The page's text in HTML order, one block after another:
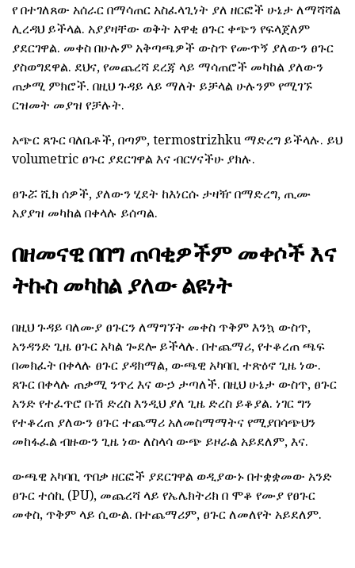
የ በተገለጸው አሰራር በማሳጠር አስፈላጊነት ያለ ዘርፎች ሁኔታ ለማሻሻል
ሊረዳህ ይችላል. አያያዛቸው ወቅት አዋቂ ፀጉር ቀጭን የፍላጀለም
ያደርገዋል. መቀስ በሁሉም አቅጣጫዎች ውስጥ የሙጥኝ ያለውን ፀጉር
ያስወግደዋል. ደህና, የመጨረሻ ደረጃ ላይ ማሳጠሮች መካከል ያለውን
ጠቃሚ ምክሮች. በዚህ ጉዳይ ላይ ማለት ይቻላል ሁሉንም የሚገኙ
ርዝመት መያዝ የቻሉት.
አጭር ጸጉር ባለቤቶች, በጣም, termostrizhku ማድረግ ይችላሉ. ይህ
volumetric ፀጉር ያደርገዋል እና ብርሃናችሁ ያክሉ.
ፀጉሯ ሺክ ሰዎች, ያለውን ሂደት ከእነርሱ ታዛዥ በማድረግ, ጢሙ
አያያዝ መካከል በቀላሉ ይሰጣል.
በዘመናዊ በበግ ጠባቂዎችም መቀሶች እና
ትኩስ መካከል ያለው ልዩነት
በዚህ ጉዳይ ባለሙያ ፀጉርን ለማግኘት መቀስ ጥቅም እንኳ ውስጥ,
አንዳንድ ጊዜ ፀጉር አካል ጐደሎ ይችላሉ. በተጨማሪ, የተቆረጠ ጫፍ
በመክፈት በቀላሉ ፀጉር ያዳክማል, ውጫዊ አካባቢ ተጽዕኖ ጊዜ ነው.
ጸጉር በቀላሉ ጠቃሚ ንጥረ እና ውኃ ታጣለች. በዚህ ሁኔታ ውስጥ, ፀጉር
አንድ የተፈጥሮ ቡሽ ድረስ እንዲህ ያለ ጊዜ ድረስ ይቆያል. ነገር ግን
የተቆረጠ ያለውን ፀጉር ተጨማሪ አለመስማማትና የሚያበሳጭህን
መከፋፈል ብዙውን ጊዜ ነው ለስላሳ ውጭ ይዞራል አይደለም, እና.
ውጫዊ አካባቢ ጥበቃ ዘርፎች ያደርገዋል ወዲያውኑ በተቋቋመው አንድ
ፀጉር ተሰኪ (PU), መጨረሻ ላይ የኤሌክትሪክ በ ሞቆ የሙያ የፀጉር
መቀስ, ጥቅም ላይ ሲውል. በተጨማሪም, ፀጉር ለመለየት አይደለም.